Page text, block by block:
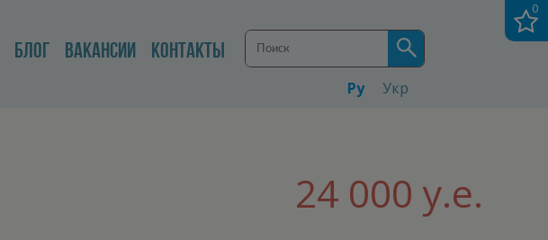
БЛОГ ВАКАНСИИ КОНТАКТЫ
Ру Укр
24 000 у.е.
0